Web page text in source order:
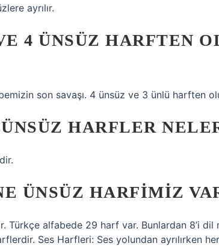
ayrılır.
4 ÜNSÜZ HARFTEN
son savaşı. 4 ünsüz ve 3 ünlü harften
HARFLER
ÜNSÜZ HARFIMIZ
Türkçe alfabede 29 harf var. Bunlardan 8’i dil
Ses Harfleri: Ses yolundan ayrılırken